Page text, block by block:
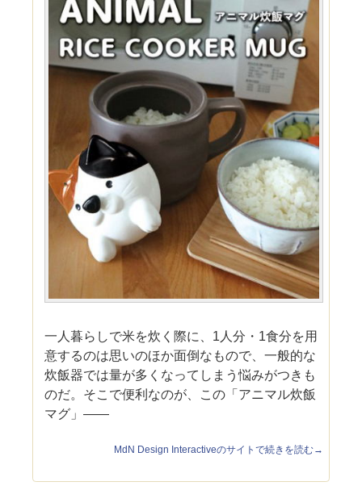
一人暮らしで米を炊く際に、1人分・1食分を用
意するのは思いのほか面倒なもので、一般的な
炊飯器では量が多くなってしまう悩みがつきも
のだ。そこで便利なのが、この「アニマル炊飯
マグ」――
MdN Design Interactiveのサイトで続きを読む→